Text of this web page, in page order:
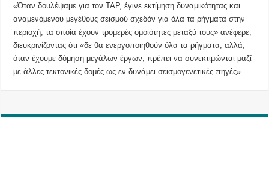
«Όταν δουλέψαμε για τον TAP, έγινε εκτίμηση δυναμικότητας και
αναμενόμενου μεγέθους σεισμού σχεδόν για όλα τα ρήγματα στην
περιοχή, τα οποία έχουν τρομερές ομοιότητες μεταξύ τους» ανέφερε,
διευκρινίζοντας ότι «δε θα ενεργοποιηθούν όλα τα ρήγματα, αλλά,
όταν έχουμε δόμηση μεγάλων έργων, πρέπει να συνεκτιμώνται μαζί
με άλλες τεκτονικές δομές ως εν δυνάμει σεισμογενετικές πηγές».